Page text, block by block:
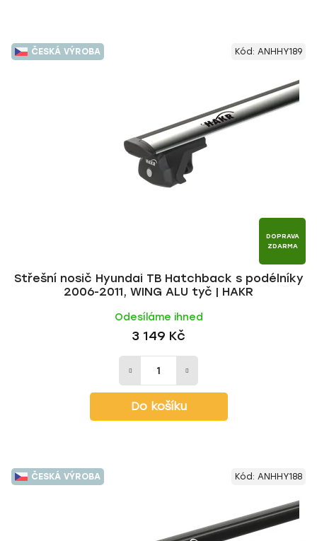
ČESKÁ VÝROBA
DOPRAVA
ZDARMA
Střešní nosič Hyundai TB Hatchback s podélníky
2006-2011, WING ALU tyč | HAKR
Odesíláme ihned
3 149 Kč
Do košíku
Kód: ANHHY189
ČESKÁ VÝROBA Kód: ANHHY188